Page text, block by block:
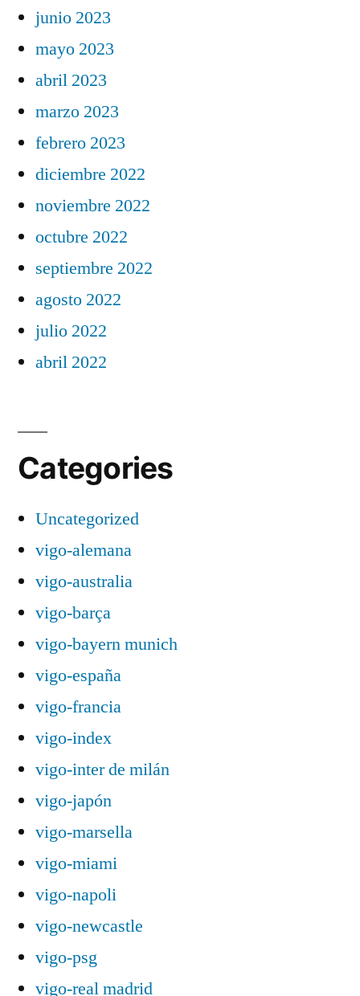
junio 2023
mayo 2023
abril 2023
marzo 2023
febrero 2023
diciembre 2022
noviembre 2022
octubre 2022
septiembre 2022
agosto 2022
julio 2022
abril 2022
Categories
Uncategorized
vigo-alemana
vigo-australia
vigo-barça
vigo-bayern munich
vigo-españa
vigo-francia
vigo-index
vigo-inter de milán
vigo-japón
vigo-marsella
vigo-miami
vigo-napoli
vigo-newcastle
vigo-psg
vigo-real madrid